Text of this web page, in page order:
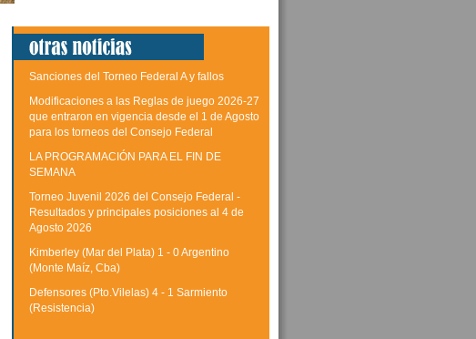
Sanciones del Torneo Federal A y fallos
Modificaciones a las Reglas de juego 2026-27
que entraron en vigencia desde el 1 de Agosto
para los torneos del Consejo Federal
LA PROGRAMACIÓN PARA EL FIN DE
SEMANA
Torneo Juvenil 2026 del Consejo Federal -
Resultados y principales posiciones al 4 de
Agosto 2026
Kimberley (Mar del Plata) 1 - 0 Argentino
(Monte Maíz, Cba)
Defensores (Pto.Vilelas) 4 - 1 Sarmiento
(Resistencia)